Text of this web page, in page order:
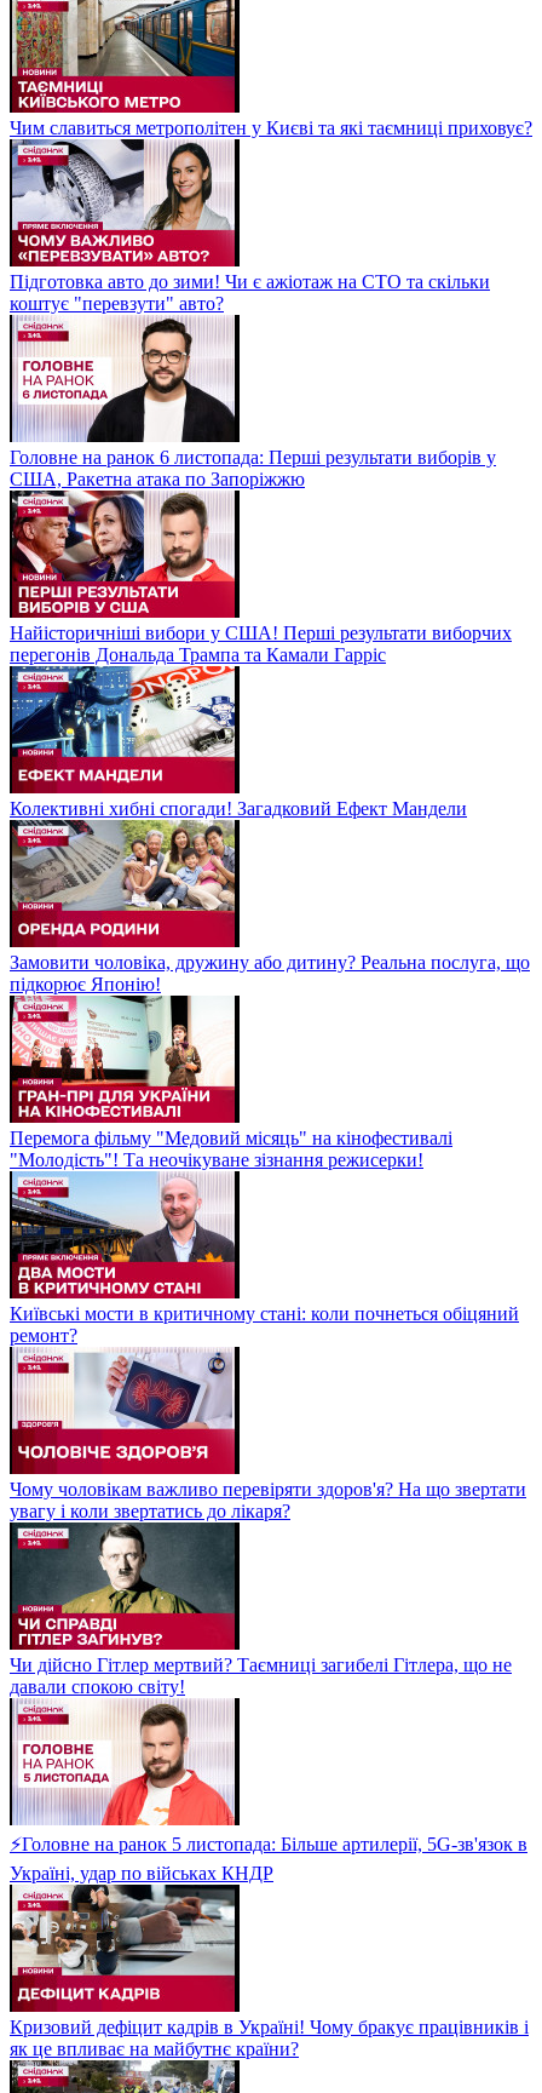
Чим славиться метрополітен у Києві та які таємниці приховує?
Підготовка авто до зими! Чи є ажіотаж на СТО та скільки
коштує "перевзути" авто?
Головне на ранок 6 листопада: Перші результати виборів у
США, Ракетна атака по Запоріжжю
Найісторичніші вибори у США! Перші результати виборчих
перегонів Дональда Трампа та Камали Гарріс
Колективні хибні спогади! Загадковий Ефект Мандели
Замовити чоловіка, дружину або дитину? Реальна послуга, що
підкорює Японію!
Перемога фільму "Медовий місяць" на кінофестивалі
"Молодість"! Та неочікуване зізнання режисерки!
Київські мости в критичному стані: коли почнеться обіцяний
ремонт?
Чому чоловікам важливо перевіряти здоров'я? На що звертати
увагу і коли звертатись до лікаря?
Чи дійсно Гітлер мертвий? Таємниці загибелі Гітлера, що не
давали спокою світу!
⚡Головне на ранок 5 листопада: Більше артилерії, 5G-зв'язок в
Україні, удар по військах КНДР
Кризовий дефіцит кадрів в Україні! Чому бракує працівників і
як це впливає на майбутнє країни?